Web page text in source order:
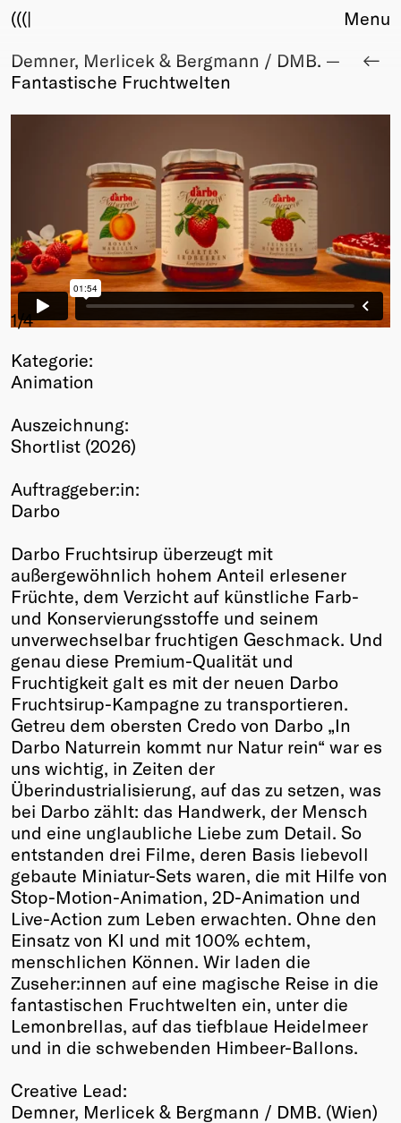
(((|
About
Club
Upcoming
Past
Membership
Info
Young Creatives
Friends of Creativity
Winners
2026
Annual
Menu
Demner, Merlicek & Bergmann / DMB. —
Fantastische Fruchtwelten
1/4
Kategorie:
Animation
Auszeichnung:
Shortlist (2026)
Auftraggeber:in:
Darbo
Darbo Fruchtsirup überzeugt mit
außergewöhnlich hohem Anteil erlesener
Früchte, dem Verzicht auf künstliche Farb-
und Konservierungsstoffe und seinem
unverwechselbar fruchtigen Geschmack. Und
genau diese Premium-Qualität und
Fruchtigkeit galt es mit der neuen Darbo
Fruchtsirup-Kampagne zu transportieren.
Getreu dem obersten Credo von Darbo „In
Darbo Naturrein kommt nur Natur rein“ war es
uns wichtig, in Zeiten der
Überindustrialisierung, auf das zu setzen, was
bei Darbo zählt: das Handwerk, der Mensch
und eine unglaubliche Liebe zum Detail. So
entstanden drei Filme, deren Basis liebevoll
gebaute Miniatur-Sets waren, die mit Hilfe von
Stop-Motion-Animation, 2D-Animation und
Live-Action zum Leben erwachten. Ohne den
Einsatz von KI und mit 100% echtem,
menschlichen Können. Wir laden die
Zuseher:innen auf eine magische Reise in die
fantastischen Fruchtwelten ein, unter die
Lemonbrellas, auf das tiefblaue Heidelmeer
und in die schwebenden Himbeer-Ballons.
Creative Lead:
Demner, Merlicek & Bergmann / DMB. (Wien)